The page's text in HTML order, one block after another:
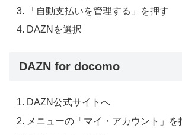
「自動支払いを管理する」を押す
DAZN を選択
DAZN for docomo
DAZN公式サイトへ
メニューの「マイ・アカウント」を